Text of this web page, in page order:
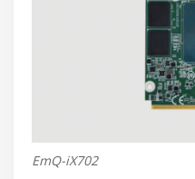
EmQ-iX702